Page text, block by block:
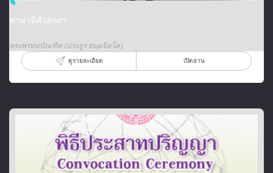
ทานานิสังสกถา
พระพรหมบัณฑิต (ประยูร ธมฺมจิตฺโต)
ดูรายละเอียด เปิดอ่าน